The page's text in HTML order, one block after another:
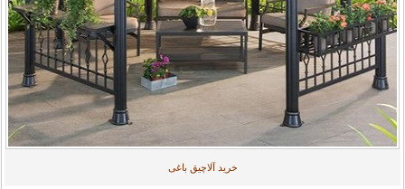
خرید آلاچیق باغی